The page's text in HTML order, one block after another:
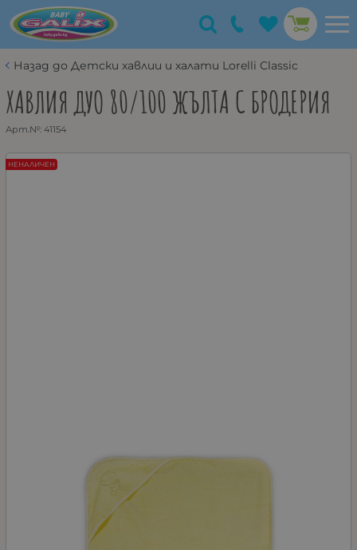
Назад до Детски хавлии и халати Lorelli Classic
ХАВЛИЯ ДУО 80/100 ЖЪЛТА С БРОДЕРИЯ
Арт.№: 41154
НЕНАЛИЧЕН